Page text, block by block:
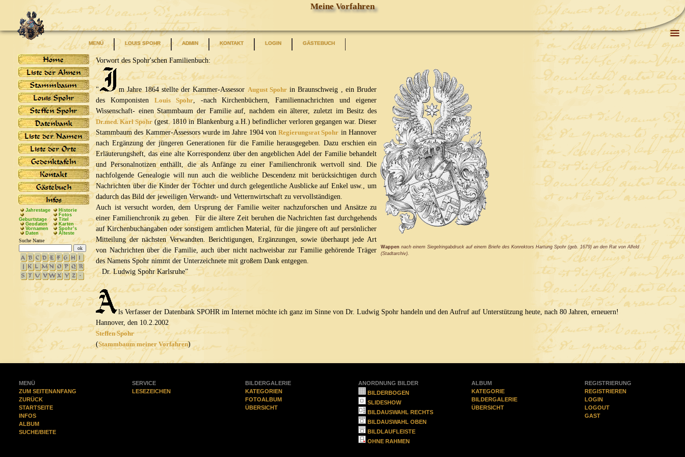
Meine Vorfahren
MENÜ LOUIS SPOHR ADMIN KONTAKT LOGIN GÄSTEBUCH
Jahrestage
Geburtstage
Geodaten
Vornamen
Daten
Historie
Fotos
Titel
Karten
Spohr’s
Älteste
Suche Name
Vorwort des Spohr'schen Familienbuch:
Wappen nach einem Siegelringabdruck auf einem Briefe des Konrektors Hartung Spohr (geb. 1679) an den Rat von Alfeld
(Stadtarchiv).
" m Jahre 1864 stellte der Kammer-Assessor August Spohrin Braunschweig , ein Bruder
des Komponisten Louis Spohr, -nach Kirchenbüchern, Familiennachrichten und eigener
Wissenschaft- einen Stammbaum der Familie auf, nachdem ein älterer, zuletzt im Besitz des
Dr.med. Karl Spohr (gest. 1810 in Blankenburg a.H.) befindlicher verloren gegangen war. Dieser
Stammbaum des Kammer-Assessors wurde im Jahre 1904 vonRegierungsrat Spohr in Hannover
nach Ergänzung der jüngeren Generationen für die Familie herausgegeben. Dazu erschien ein
Erläuterungsheft, das eine alte Korrespondenz über den angeblichen Adel der Familie behandelt
und Personalnotizen enthällt, die als Anfänge zu einer Familienchronik wertvoll sind. Die
nachfolgende Genealogie will nun auch die weibliche Descendenz mit berücksichtigen durch
Nachrichten über die Kinder der Töchter und durch gelegentliche Ausblicke auf Enkel usw., um
dadurch das Bild der jeweiligen Verwandt- und Vetternwirtschaft zu vervollständigen.
Auch ist versucht worden, dem Ursprung der Familie weiter nachzuforschen und Ansätze zu
einer Familienchronik zu geben. Für die ältere Zeit beruhen die Nachrichten fast durchgehends
auf Kirchenbuchangaben oder sonstigem amtlichen Material, für die jüngere oft auf persönlicher
Mitteilung der nächsten Verwandten. Berichtigungen, Ergänzungen, sowie überhaupt jede Art
von Nachrichten über die Familie, auch über nicht nachweisbar zur Familie gehörende Träger
des Namens Spohr nimmt der Unterzeichnete mit großem Dank entgegen.
Dr. Ludwig Spohr Karlsruhe”
ls Verfasser der Datenbank SPOHR im Internet möchte ich ganz im Sinne von Dr. Ludwig Spohr handeln und den Aufruf auf Unterstützung heute, nach 80 Jahren, erneuern!
Hannover, den 10.2.2002
Steffen Spohr
(Stammbaum meiner Vorfahren)
MENÜ
ZUM SEITENANFANG
ZURÜCK
STARTSEITE
INFOS
ALBUM
SUCHE/BIETE
SERVICE
LESEZEICHEN
BILDERGALERIE
KATEGORIEN
FOTOALBUM
ÜBERSICHT
ANORDNUNG BILDER
BILDERBOGEN
SLIDESHOW
BILDAUSWAHL RECHTS
BILDAUSWAHL OBEN
BILDLAUFLEISTE
OHNE RAHMEN
ALBUM
KATEGORIE
BILDERGALERIE
ÜBERSICHT
REGISTRIERUNG
REGISTRIEREN
LOGIN
LOGOUT
GAST